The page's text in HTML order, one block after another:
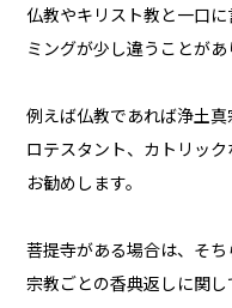
仏教やキリスト教と一口
ミングが少し違うことがあ
例えば仏教であれば浄土
ロテスタント、カトリッ
お勧めします。
菩提寺がある場合は、そち
宗教ごとの香典返しに関し